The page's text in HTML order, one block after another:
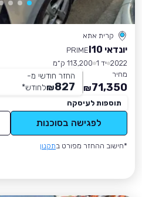
קרית אתא
יונדאי I10
PRIME
2022 יד 1
113,200 ק״מ
מחיר
71,350
₪
החזר חודשי מ-
827
₪לחודש*
תוספות לעיסקה
לפגישה בסוכנות
*חישוב ההחזר מפורט בתקנון